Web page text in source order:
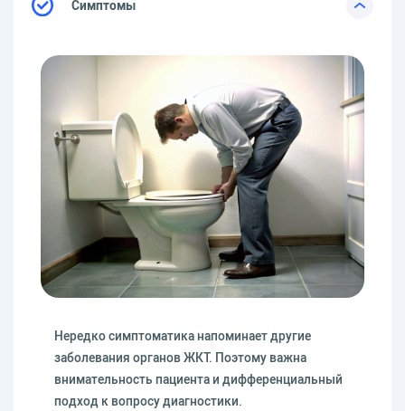
Симптомы
Нередко симптоматика напоминает другие
заболевания органов ЖКТ. Поэтому важна
внимательность пациента и дифференциальный
подход к вопросу диагностики.